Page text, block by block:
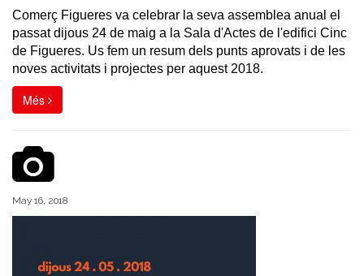
Comerç Figueres va celebrar la seva assemblea anual el
passat dijous 24 de maig a la Sala d'Actes de l'edifici Cinc
de Figueres. Us fem un resum dels punts aprovats i de les
noves activitats i projectes per aquest 2018.
Més
May 16, 2018